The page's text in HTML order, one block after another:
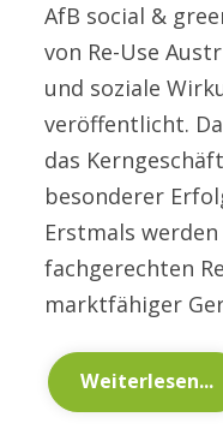
AfB social &
von Re-Use
und soziale
veröffentlicht.
das
besonderer
Erstmals
fachgerechten
marktfähiger
Weiterlesen...